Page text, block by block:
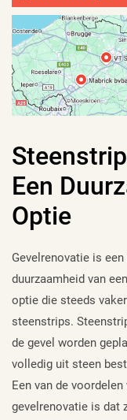
Een
Optie
Gevelrenovatie is
duurzaamheid van
optie die steeds
steenstrips.
de gevel worden
volledig uit steen
Een van de
gevelrenovatie is dat